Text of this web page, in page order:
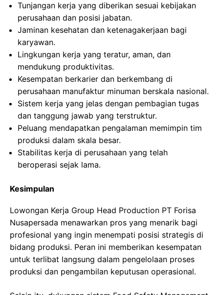
Tunjangan kerja yang diberikan sesuai kebijakan
perusahaan dan posisi jabatan.
Jaminan kesehatan dan ketenagakerjaan bagi
karyawan.
Lingkungan kerja yang teratur, aman, dan
mendukung produktivitas.
Kesempatan berkarier dan berkembang di
perusahaan manufaktur minuman berskala nasional.
Sistem kerja yang jelas dengan pembagian tugas
dan tanggung jawab yang terstruktur.
Peluang mendapatkan pengalaman memimpin tim
produksi dalam skala besar.
Stabilitas kerja di perusahaan yang telah
beroperasi sejak lama.
Kesimpulan
Lowongan Kerja Group Head Production PT Forisa
Nusapersada menawarkan pros yang menarik bagi
profesional yang ingin menempati posisi strategis di
bidang produksi. Peran ini memberikan kesempatan
untuk terlibat langsung dalam pengelolaan proses
produksi dan pengambilan keputusan operasional.